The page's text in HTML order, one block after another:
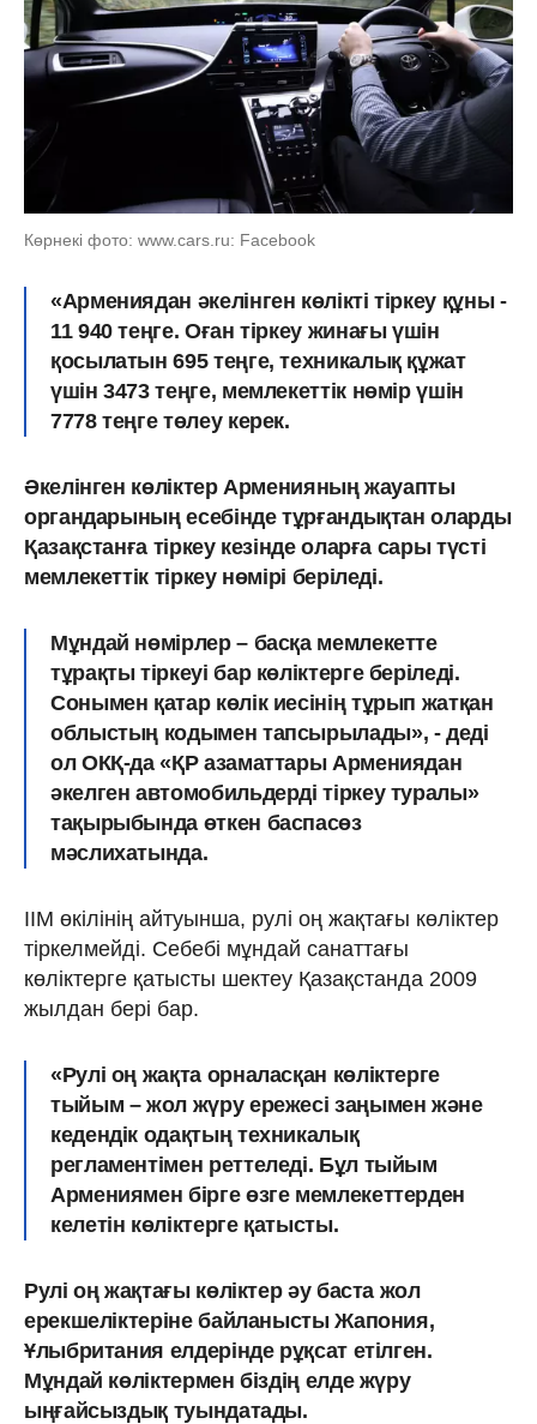
Көрнекі фото: www.cars.ru: Facebook
«Армениядан әкелінген көлікті тіркеу құны -
11 940 теңге. Оған тіркеу жинағы үшін
қосылатын 695 теңге, техникалық құжат
үшін 3473 теңге, мемлекеттік нөмір үшін
7778 теңге төлеу керек.
Әкелінген көліктер Арменияның жауапты
органдарының есебінде тұрғандықтан оларды
Қазақстанға тіркеу кезінде оларға сары түсті
мемлекеттік тіркеу нөмірі беріледі.
Мұндай нөмірлер – басқа мемлекетте
тұрақты тіркеуі бар көліктерге беріледі.
Сонымен қатар көлік иесінің тұрып жатқан
облыстың кодымен тапсырылады», - деді
ол ОКҚ-да «ҚР азаматтары Армениядан
әкелген автомобильдерді тіркеу туралы»
тақырыбында өткен баспасөз
мәслихатында.
ІІМ өкілінің айтуынша, рулі оң жақтағы көліктер
тіркелмейді. Себебі мұндай санаттағы
көліктерге қатысты шектеу Қазақстанда 2009
жылдан бері бар.
«Рулі оң жақта орналасқан көліктерге
тыйым – жол жүру ережесі заңымен және
кедендік одақтың техникалық
регламентімен реттеледі. Бұл тыйым
Армениямен бірге өзге мемлекеттерден
келетін көліктерге қатысты.
Рулі оң жақтағы көліктер әу баста жол
ерекшеліктеріне байланысты Жапония,
Ұлыбритания елдерінде рұқсат етілген.
Мұндай көліктермен біздің елде жүру
ыңғайсыздық туындатады.